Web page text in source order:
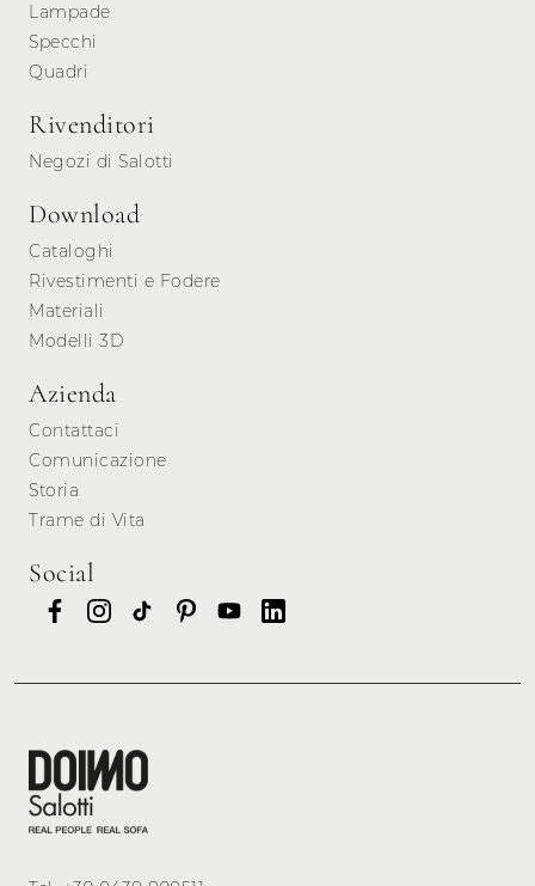
Lampade
Specchi
Quadri
Rivenditori
Negozi di Salotti
Download
Cataloghi
Rivestimenti e Fodere
Materiali
Modelli 3D
Azienda
Contattaci
Comunicazione
Storia
Trame di Vita
Social